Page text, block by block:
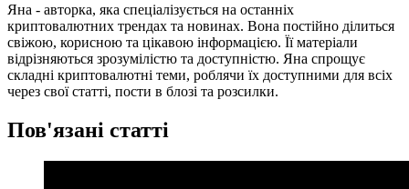
Яна - авторка, яка спеціалізується на останніх
криптовалютних трендах та новинах. Вона постійно ділиться
свіжою, корисною та цікавою інформацією. Її матеріали
відрізняються зрозумілістю та доступністю. Яна спрощує
складні криптовалютні теми, роблячи їх доступними для всіх
через свої статті, пости в блозі та розсилки.
Пов'язані статті